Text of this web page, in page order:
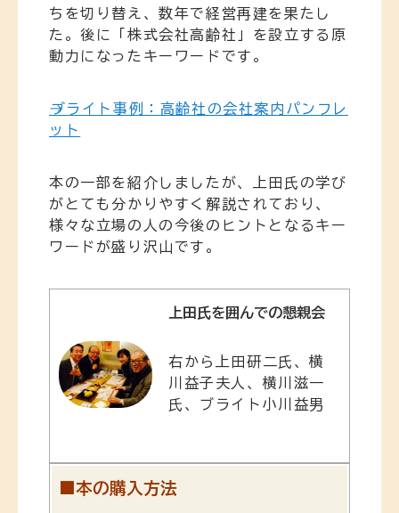
ちを切り替え、数年で経営再建を果たし
た。後に「株式会社高齢社」を設立する原
動力になったキーワードです。
→ブライト事例：高齢社の会社案内パンフレ
ット
本の一部を紹介しましたが、上田氏の学び
がとても分かりやすく解説されており、
様々な立場の人の今後のヒントとなるキー
ワードが盛り沢山です。
上田氏を囲んでの懇親会
右から上田研二氏、横
川益子夫人、横川滋一
氏、ブライト小川益男
■本の購入方法